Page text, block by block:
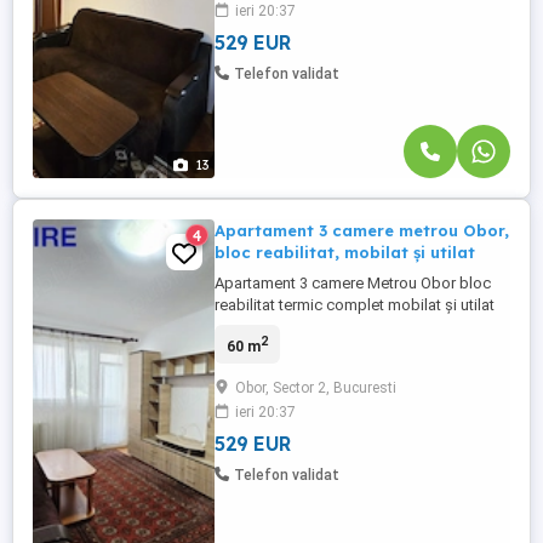
13
conectată, la doar câteva minute de stația
de metrou Iancului, ...
ieri 20:37
529 EUR
Telefon validat
4
Apartament 3 camere metrou Obor,
bloc reabilitat, mobilat și utilat
Apartament 3 camere Metrou Obor bloc
reabilitat termic complet mobilat și utilat
profesioniști sau persoane care își doresc
echipat și amplasat într-o zonă excelent
conectată, la doar câteva minute de stația
de metrou Obor, cu ...
60 m2
Obor, Sector 2, Bucuresti
ieri 20:37
529 EUR
Telefon validat